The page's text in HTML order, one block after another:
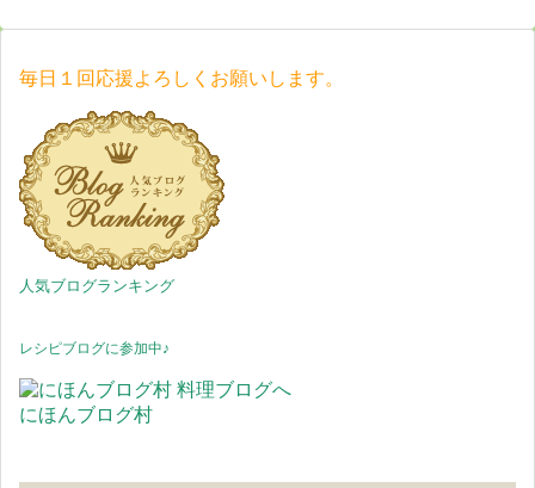
毎日１回応援よろしくお願いします。
人気ブログランキング
レシピブログに参加中♪
にほんブログ村